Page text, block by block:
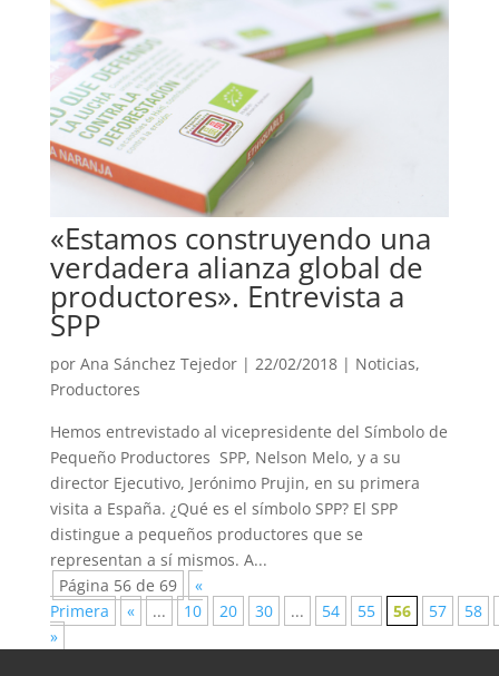
«Estamos construyendo una
verdadera alianza global de
productores». Entrevista a
SPP
por Ana Sánchez Tejedor| 22/02/2018 | Noticias,
Productores
Hemos entrevistado al vicepresidente del Símbolo de
Pequeño Productores SPP, Nelson Melo, y a su
director Ejecutivo, Jerónimo Prujin, en su primera
visita a España. ¿Qué es el símbolo SPP? El SPP
distingue a pequeños productores que se
representan a sí mismos. A...
Página 56 de 69
«
Primera
« ... 10 20 30 ... 54 55 56 57
58
»